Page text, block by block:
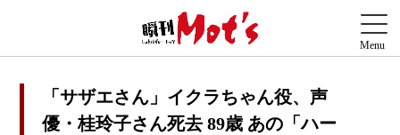
「サザエさん」イクラちゃん役、声
優・桂玲子さん死去 89歳 あの「ハー